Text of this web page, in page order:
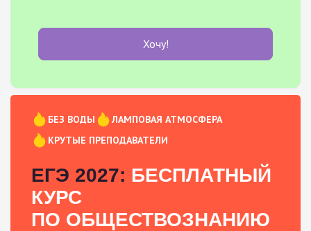
Хочу!
БЕЗ ВОДЫ
ЛАМПОВАЯ АТМОСФЕРА
КРУТЫЕ ПРЕПОДАВАТЕЛИ
ЕГЭ 2027: БЕСПЛАТНЫЙ
КУРС
ПО ОБЩЕСТВОЗНАНИЮ